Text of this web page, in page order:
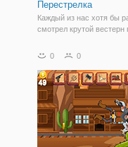
Перестрелка
Каждый из нас хотя бы
смотрел крутой вестерн
они виртуозно
одним из них.
крутого героя и ставить
бандитов и
0 0